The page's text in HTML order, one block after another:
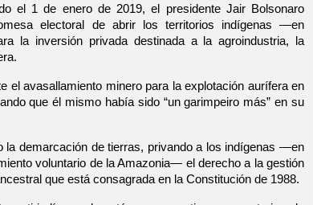
el 1 de enero de 2019, el presidente Jair Bolsonaro
electoral de abrir los territorios indígenas —en
la inversión privada destinada a la agroindustria, la
el avasallamiento minero para la explotación aurífera en
que él mismo había sido “un garimpeiro más” en su
la demarcación de tierras, privando a los indígenas —en
voluntario de la Amazonia— el derecho a la gestión
que está consagrada en la Constitución de 1988.